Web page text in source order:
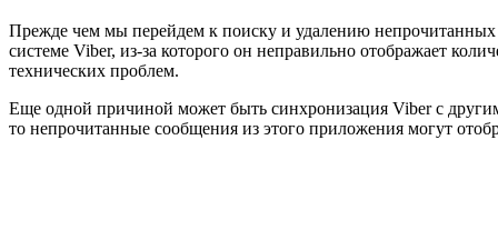
Прежде чем мы перейдем к поиску и удалению непрочитанных
системе Viber, из-за которого он неправильно отображает
технических проблем.
Еще одной причиной может быть синхронизация Viber с
то непрочитанные сообщения из этого приложения могут